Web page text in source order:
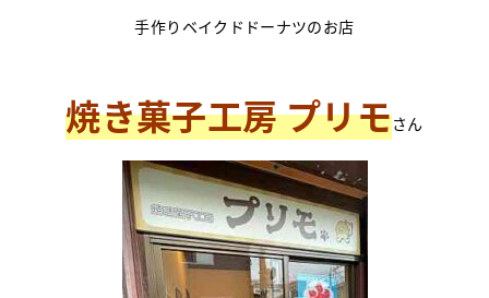
手作りベイクドドーナツのお店
焼き菓子工房 プリモさん